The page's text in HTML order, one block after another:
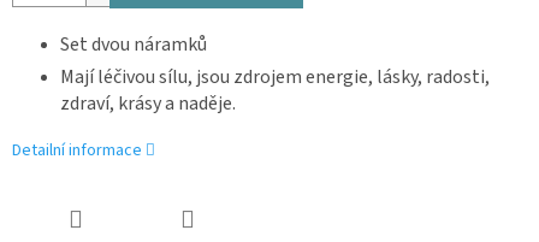
Set dvou náramků
Mají léčivou sílu, jsou zdrojem energie, lásky, radosti,
zdraví, krásy a naděje.
Detailní informace